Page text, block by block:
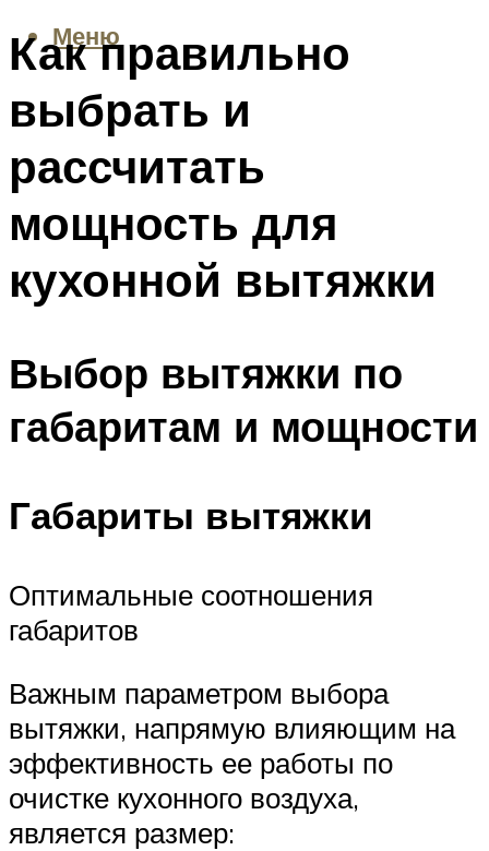
Меню
Как правильно
выбрать и
рассчитать
мощность для
кухонной вытяжки
Выбор вытяжки по
габаритам и мощности
Габариты вытяжки
Оптимальные соотношения
габаритов
Важным параметром выбора
вытяжки, напрямую влияющим на
эффективность ее работы по
очистке кухонного воздуха,
является размер: